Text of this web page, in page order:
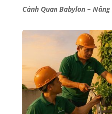
Cảnh Quan Babylon –